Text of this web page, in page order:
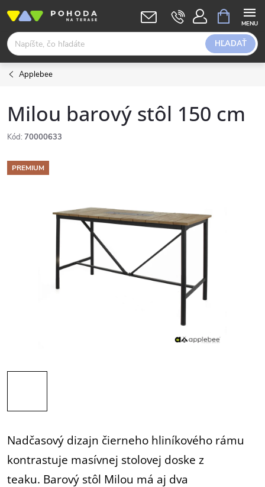
obsah
HĽADAŤ
KOŠÍK
Applebee
Milou barový stôl 150 cm
Kód: 70000633
PREMIUM
Nadčasový dizajn čierneho hliníkového rámu
kontrastuje masívnej stolovej doske z
teaku. Barový stôl Milou má aj dva